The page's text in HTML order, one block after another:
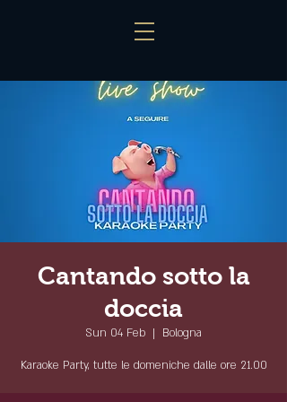
Cantando sotto la
doccia
Sun 04 Feb
  |
Bologna
Karaoke Party, tutte le domeniche dalle ore 21.00